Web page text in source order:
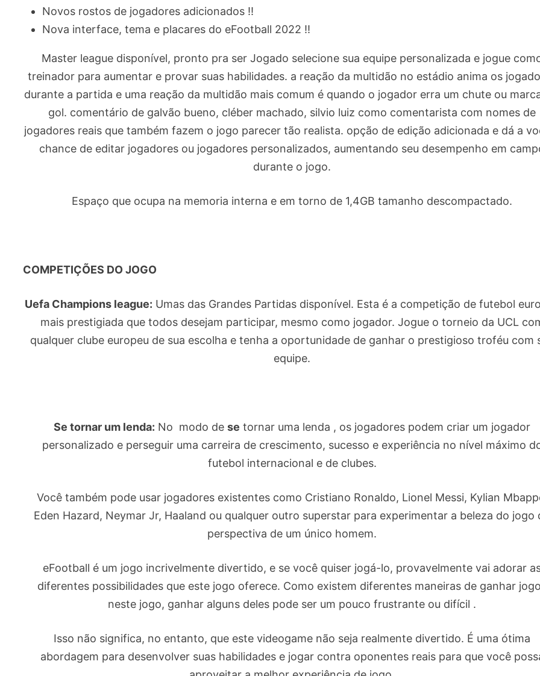
Novos rostos de jogadores adicionados !!
Nova interface, tema e placares do eFootball 2022 !!
Master league disponível, pronto pra ser Jogado selecione sua equipe personalizada e jogue
treinador para aumentar e provar suas habilidades. a reação da multidão no estádio anima os
durante a partida e uma reação da multidão mais comum é quando o jogador erra um chute ou
gol. comentário de galvão bueno, cléber machado, silvio luiz como comentarista com nomes de
jogadores reais que também fazem o jogo parecer tão realista. opção de edição adicionada e dá a
chance de editar jogadores ou jogadores personalizados, aumentando seu desempenho em
durante o jogo.
Espaço que ocupa na memoria interna e em torno de 1,4GB tamanho descompactado.
COMPETIÇÕES DO JOGO
Uefa Champions league: Umas das Grandes Partidas disponível. Esta é a competição de futebol
mais prestigiada que todos desejam participar, mesmo como jogador. Jogue o torneio da UCL
qualquer clube europeu de sua escolha e tenha a oportunidade de ganhar o prestigioso troféu com
equipe.
Se tornar um lenda: No modo dese tornar uma lenda , os jogadores podem criar um jogador
personalizado e perseguir uma carreira de crescimento, sucesso e experiência no nível máximo
futebol internacional e de clubes.
Você também pode usar jogadores existentes como Cristiano Ronaldo, Lionel Messi, Kylian
Eden Hazard, Neymar Jr, Haaland ou qualquer outro superstar para experimentar a beleza do jogo
perspectiva de um único homem.
eFootball é um jogo incrivelmente divertido, e se você quiser jogá-lo, provavelmente vai adorar
diferentes possibilidades que este jogo oferece. Como existem diferentes maneiras de ganhar
neste jogo, ganhar alguns deles pode ser um pouco frustrante ou difícil .
Isso não significa, no entanto, que este videogame não seja realmente divertido. É uma ótima
abordagem para desenvolver suas habilidades e jogar contra oponentes reais para que você